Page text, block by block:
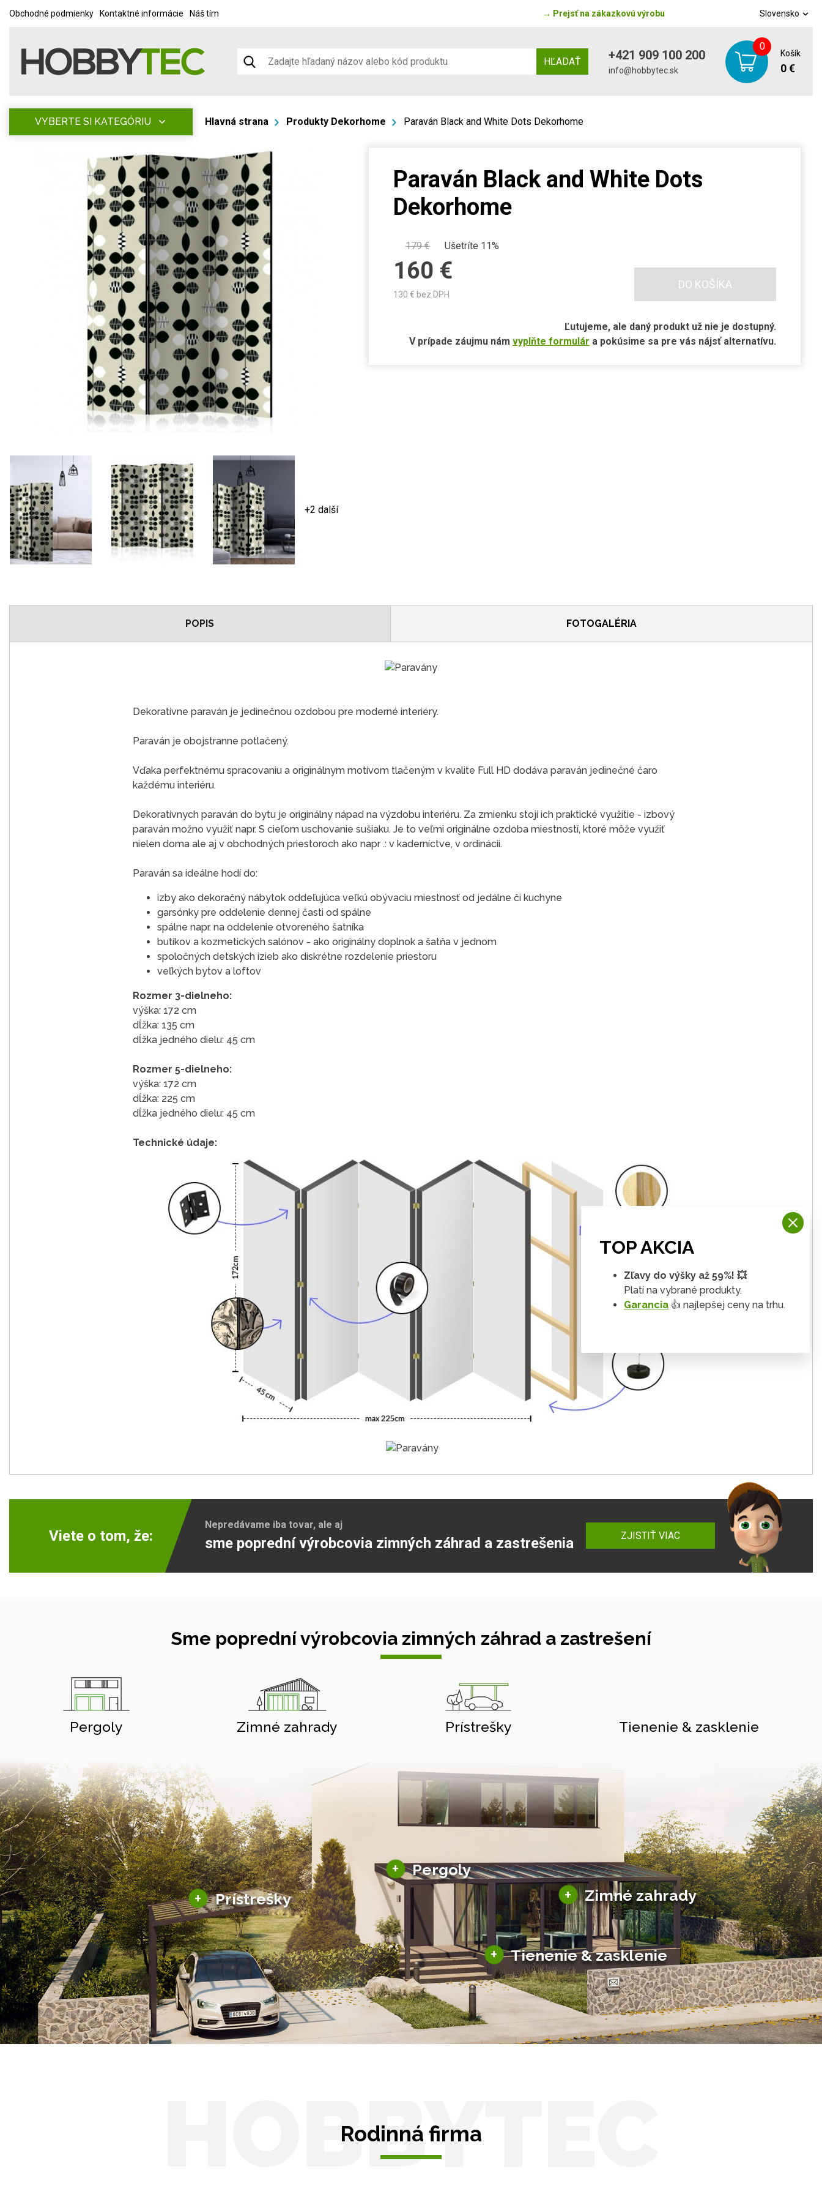
Obchodné podmienky Kontaktné informácie Náš tím → Prejsť na zákazkovú výrobu Slovensko
HĽADAŤ +421 909 100 200
info@hobbytec.sk
0
Košík
0 €
VYBERTE SI KATEGÓRIU Hlavná strana Produkty Dekorhome Paraván Black and White Dots Dekorhome
+2 další
Paraván Black and White Dots
Dekorhome
179€ Ušetríte 11%
160 €
130 € bez DPH
DO KOŠÍKA
Ľutujeme, ale daný produkt už nie je dostupný.
V prípade záujmu nám vyplňte formulár a pokúsime sa pre vás nájsť alternatívu.
POPIS FOTOGALÉRIA
Dekoratívne paraván je jedinečnou ozdobou pre moderné interiéry.
Paraván je obojstranne potlačený.
Vďaka perfektnému spracovaniu a originálnym motívom tlačeným v kvalite Full HD dodáva paraván jedinečné čaro
každému interiéru.
Dekoratívnych paraván do bytu je originálny nápad na výzdobu interiéru. Za zmienku stojí ich praktické využitie - izbový
paraván možno využiť napr. S cieľom uschovanie sušiaku. Je to veľmi originálne ozdoba miestností, ktoré môže využiť
nielen doma ale aj v obchodných priestoroch ako napr .: v kaderníctve, v ordinácii.
Paraván sa ideálne hodí do:
izby ako dekoračný nábytok oddeľujúca veľkú obývaciu miestnosť od jedálne či kuchyne
garsónky pre oddelenie dennej časti od spálne
spálne napr. na oddelenie otvoreného šatníka
butikov a kozmetických salónov - ako originálny doplnok a šatňa v jednom
spoločných detských izieb ako diskrétne rozdelenie priestoru
veľkých bytov a loftov
Rozmer 3-dielneho:
výška: 172 cm
dĺžka: 135 cm
dĺžka jedného dielu: 45 cm
Rozmer 5-dielneho:
výška: 172 cm
dĺžka: 225 cm
dĺžka jedného dielu: 45 cm
Technické údaje:
Viete o tom, že:
Nepredávame iba tovar, ale aj
sme poprední výrobcovia zimných záhrad a zastrešenia ZJISTIŤ VIAC
Sme poprední výrobcovia zimných záhrad a zastrešení
Pergoly Zimné zahrady Prístrešky Tienenie & zasklenie
+ Pergoly
Hliníkové pergoly
Bioklimatické pergoly
Altány a zastrešenie
Solárne pergoly
+ Zimné zahrady
Sezónne zimné záhrady
Hliníkové zimné záhrady
Posuvné zimné záhrady
Solárne zimné záhrady
+ Prístrešky
Hliníkové prístrešky
Solárne prístrešky pre auto
+ Tienenie & zasklenie
Tienenie
Zasklenie
HOBBYTEC
Rodinná firma
TOP AKCIA
Zľavy do výšky až 59%! 💥
Platí na vybrané produkty.
Garancia 👍 najlepšej ceny na trhu.